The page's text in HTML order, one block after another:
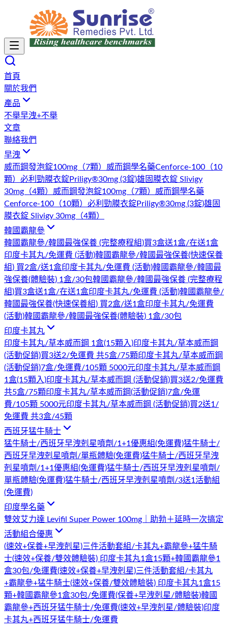
首頁
關於我們
產品
不舉早洩+不舉
文章
聯絡我們
早洩
威而鋼發泡錠100mg（7顆） 威而鋼學名藥Cenforce-100（10
顆） 必利勁膜衣錠Priligy®30mg (3錠)雄固膜衣錠 Slivigy
30mg（4顆） 威而鋼發泡錠100mg（7顆） 威而鋼學名藥
Cenforce-100（10顆） 必利勁膜衣錠Priligy®30mg (3錠)雄固
膜衣錠 Slivigy 30mg（4顆）
韓國霸龍參
韓國霸龍參/韓國最強保養 (完整療程組)買3盒送1盒/在送1盒
印度卡其丸/免運費 (活動)韓國霸龍參/韓國最強保養(快速保養
組) 買2盒/送1盒印度卡其丸/免運費 (活動)韓國霸龍參/韓國最
強保養(體驗裝) 1盒/30包韓國霸龍參/韓國最強保養 (完整療程
組)買3盒送1盒/在送1盒印度卡其丸/免運費 (活動)韓國霸龍參/
韓國最強保養(快速保養組) 買2盒/送1盒印度卡其丸/免運費
(活動)韓國霸龍參/韓國最強保養(體驗裝) 1盒/30包
印度卡其丸
印度卡其丸/草本威而鋼 1盒(15顆入)印度卡其丸/草本威而鋼
(活動促銷)買3送2/免運費 共5盒/75顆印度卡其丸/草本威而鋼
(活動促銷)7盒/免運費/105顆 5000元印度卡其丸/草本威而鋼
1盒(15顆入)印度卡其丸/草本威而鋼 (活動促銷)買3送2/免運費
共5盒/75顆印度卡其丸/草本威而鋼(活動促銷)7盒/免運
費/105顆 5000元印度卡其丸/草本威而鋼 (活動促銷)買2送1/
免運費 共3盒/45顆
西班牙猛牛騎士
猛牛騎士/西班牙早洩剋星噴劑/1+1優惠組(免運費)猛牛騎士/
西班牙早洩剋星噴劑/單瓶體驗(免運費)猛牛騎士/西班牙早洩
剋星噴劑/1+1優惠組(免運費)猛牛騎士/西班牙早洩剋星噴劑/
單瓶體驗(免運費)猛牛騎士/西班牙早洩剋星噴劑/3送1活動組
(免運費)
印度學名藥
雙效艾力達 Levifil Super Power 100mg｜助勃＋延時一次搞定
活動組合優惠
(速效+保養+早洩剋星)三件活動套組/卡其丸+霸龍參+猛牛騎
士(速效+保養/雙效體驗裝) 印度卡其丸1盒15顆+韓國霸龍參1
盒30包/免運費(速效+保養+早洩剋星)三件活動套組/卡其丸
+霸龍參+猛牛騎士(速效+保養/雙效體驗裝) 印度卡其丸1盒15
顆+韓國霸龍參1盒30包/免運費(保養+早洩剋星/體驗裝)韓國
霸龍參+西班牙猛牛騎士/免運費(速效+早洩剋星/體驗裝)印度
卡其丸+西班牙猛牛騎士/免運費